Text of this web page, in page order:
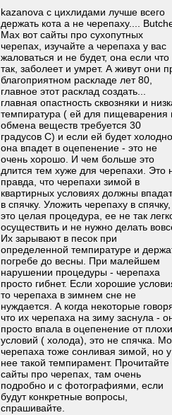
kazanova с цихлидами лучше всего
держать кота а не черепаху....
Max вот сайты про сухопутных
черепах, изучайте а черепаха у вас
жаловаться и не будет, она если что
так, заболеет и умрет. А живут они
благоприятном раскладе лет 80,
главное этот расклад создать...
главная опастность сквозняки и
темпиратура ( ей для пищеварения
обмена веществ требуется 30
градусов С) и если ей будет холодно
она впадет в оцепенение - это не
очень хорошо. И чем больше это
длится тем хуже для черепахи. Это
правда, что черепахи зимой в
квартирных условиях должны
в спячку. Уложить черепаху в спячку,
это целая процедура, ее не так
осуществить и не нужно делать
Их зарывают в песок при
определенной темпиратуре и
погребе до весны. При малейшем
нарушении процедуры - черепаха
просто гибнет. Если хорошие
то черепаха в зимнем сне не
нуждается. А когда некоторые
что их черепаха на зиму заснула -
просто впала в оцепенение от
условий ( холода), это не спячка.
черепаха тоже сонливая зимой, но у
нее такой темпирамент. Прочитайте
сайты про черепах, там очень
подробно и с фотографиями, если
будут конкретные вопросы,
спрашивайте.